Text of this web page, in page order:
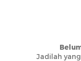
Jadilah